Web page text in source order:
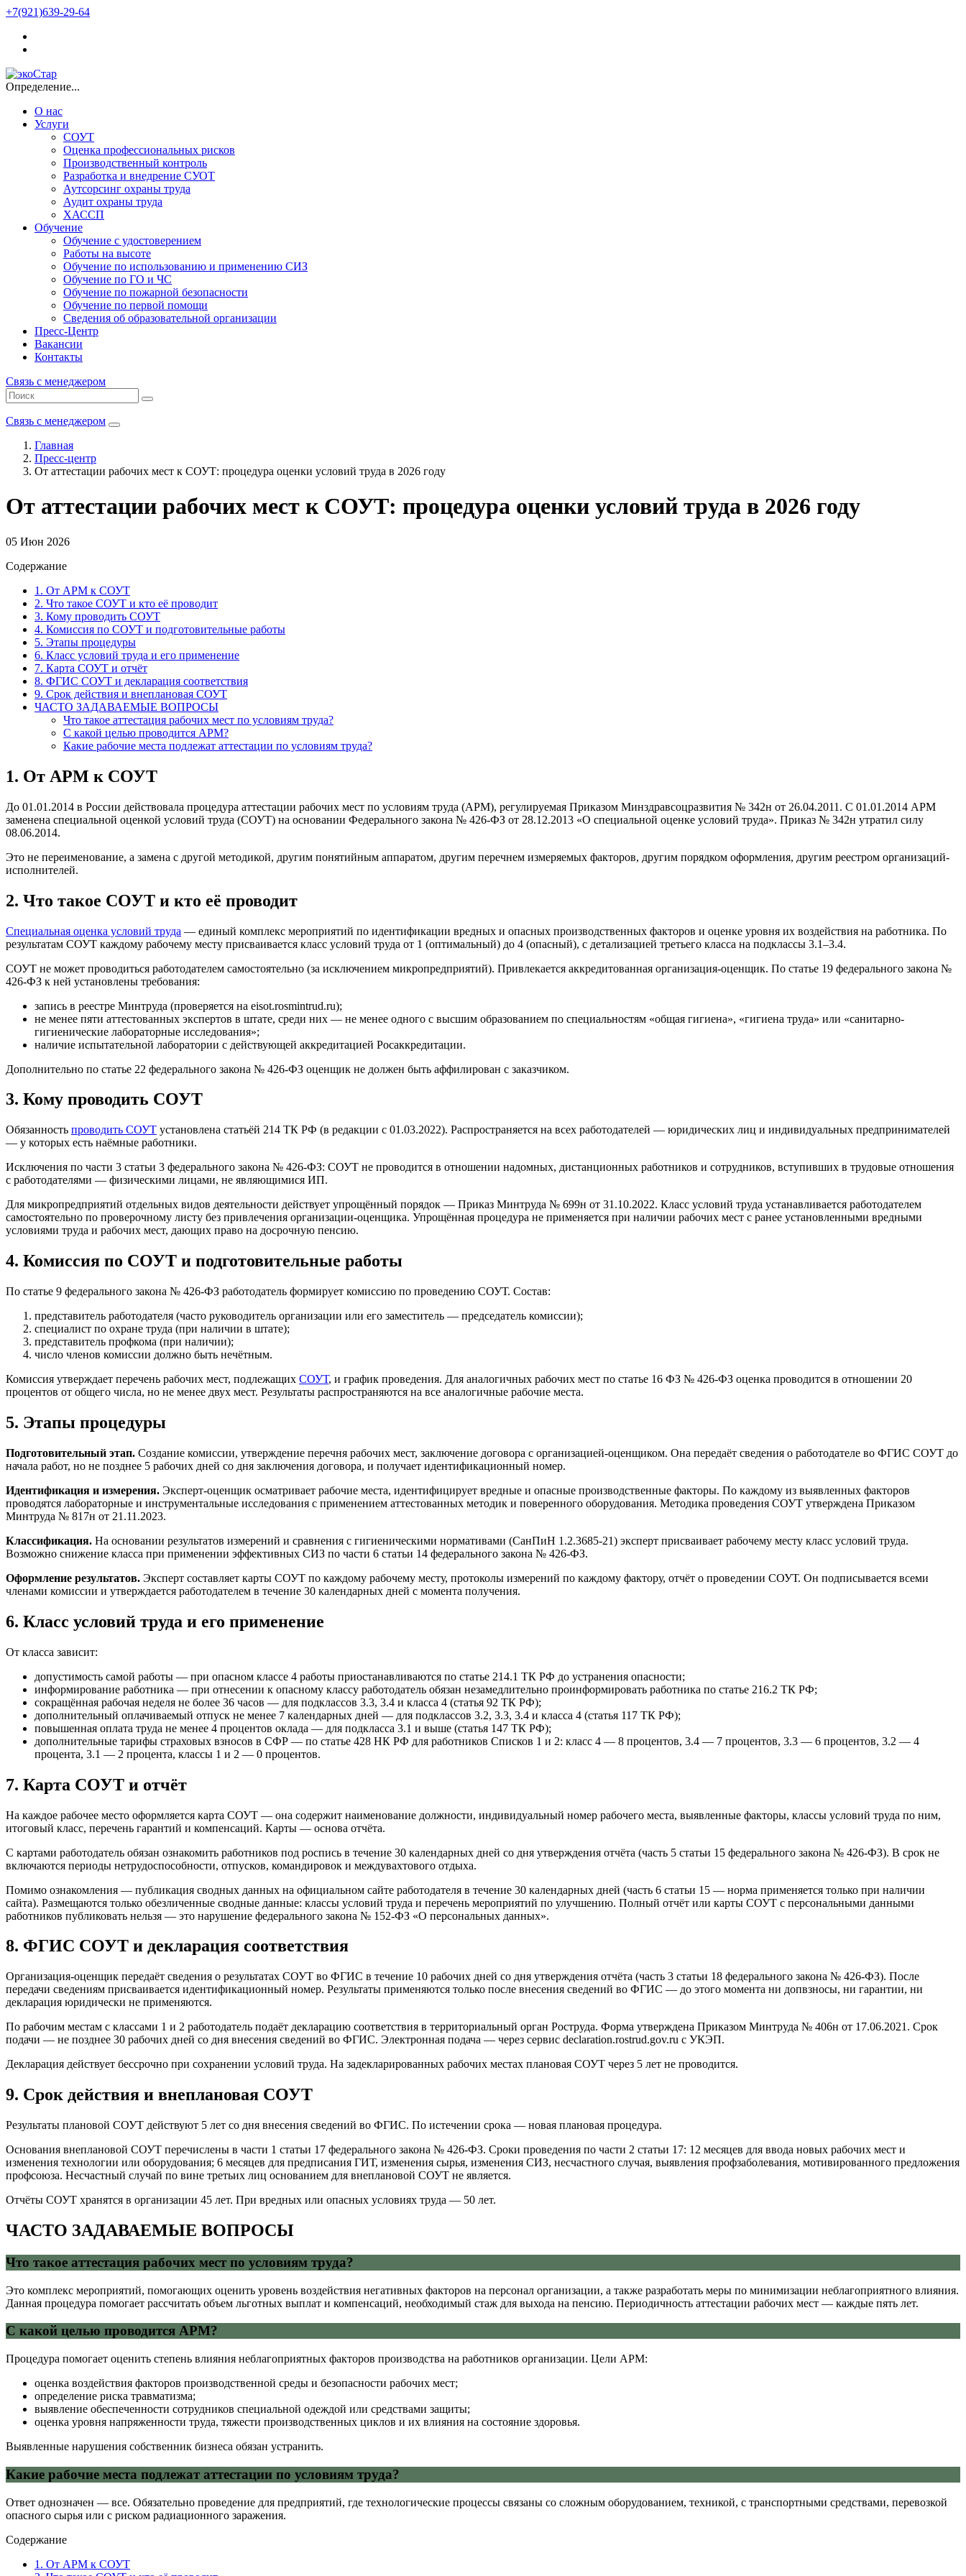
+7(921)639-29-64
Определение...
О нас
Услуги
СОУТ
Оценка профессиональных рисков
Производственный контроль
Разработка и внедрение СУОТ
Аутсорсинг охраны труда
Аудит охраны труда
ХАССП
Обучение
Обучение с удостоверением
Работы на высоте
Обучение по использованию и применению СИЗ
Обучение по ГО и ЧС
Обучение по пожарной безопасности
Обучение по первой помощи
Сведения об образовательной организации
Пресс-Центр
Вакансии
Контакты
Связь с менеджером
Связь с менеджером
Главная
Пресс-центр
От аттестации рабочих мест к СОУТ: процедура оценки условий труда в 2026 году
От аттестации рабочих мест к СОУТ: процедура оценки условий труда в 2026 году
05 Июн 2026
Содержание
1. От АРМ к СОУТ
2. Что такое СОУТ и кто её проводит
3. Кому проводить СОУТ
4. Комиссия по СОУТ и подготовительные работы
5. Этапы процедуры
6. Класс условий труда и его применение
7. Карта СОУТ и отчёт
8. ФГИС СОУТ и декларация соответствия
9. Срок действия и внеплановая СОУТ
ЧАСТО ЗАДАВАЕМЫЕ ВОПРОСЫ
Что такое аттестация рабочих мест по условиям труда?
С какой целью проводится АРМ?
Какие рабочие места подлежат аттестации по условиям труда?
1. От АРМ к СОУТ
До 01.01.2014 в России действовала процедура аттестации рабочих мест по условиям труда (АРМ), регулируемая Приказом Минздравсоцразвития № 342н от 26.04.2011. С 01.01.2014 АРМ
заменена специальной оценкой условий труда (СОУТ) на основании Федерального закона № 426-ФЗ от 28.12.2013 «О специальной оценке условий труда». Приказ № 342н утратил силу
08.06.2014.
Это не переименование, а замена с другой методикой, другим понятийным аппаратом, другим перечнем измеряемых факторов, другим порядком оформления, другим реестром организаций-
исполнителей.
2. Что такое СОУТ и кто её проводит
Специальная оценка условий труда — единый комплекс мероприятий по идентификации вредных и опасных производственных факторов и оценке уровня их воздействия на работника. По
результатам СОУТ каждому рабочему месту присваивается класс условий труда от 1 (оптимальный) до 4 (опасный), с детализацией третьего класса на подклассы 3.1–3.4.
СОУТ не может проводиться работодателем самостоятельно (за исключением микропредприятий). Привлекается аккредитованная организация-оценщик. По статье 19 федерального закона №
426-ФЗ к ней установлены требования:
запись в реестре Минтруда (проверяется на eisot.rosmintrud.ru);
не менее пяти аттестованных экспертов в штате, среди них — не менее одного с высшим образованием по специальностям «общая гигиена», «гигиена труда» или «санитарно-
гигиенические лабораторные исследования»;
наличие испытательной лаборатории с действующей аккредитацией Росаккредитации.
Дополнительно по статье 22 федерального закона № 426-ФЗ оценщик не должен быть аффилирован с заказчиком.
3. Кому проводить СОУТ
Обязанность проводить СОУТ установлена статьёй 214 ТК РФ (в редакции с 01.03.2022). Распространяется на всех работодателей — юридических лиц и индивидуальных предпринимателей
— у которых есть наёмные работники.
Исключения по части 3 статьи 3 федерального закона № 426-ФЗ: СОУТ не проводится в отношении надомных, дистанционных работников и сотрудников, вступивших в трудовые отношения
с работодателями — физическими лицами, не являющимися ИП.
Для микропредприятий отдельных видов деятельности действует упрощённый порядок — Приказ Минтруда № 699н от 31.10.2022. Класс условий труда устанавливается работодателем
самостоятельно по проверочному листу без привлечения организации-оценщика. Упрощённая процедура не применяется при наличии рабочих мест с ранее установленными вредными
условиями труда и рабочих мест, дающих право на досрочную пенсию.
4. Комиссия по СОУТ и подготовительные работы
По статье 9 федерального закона № 426-ФЗ работодатель формирует комиссию по проведению СОУТ. Состав:
представитель работодателя (часто руководитель организации или его заместитель — председатель комиссии);
специалист по охране труда (при наличии в штате);
представитель профкома (при наличии);
число членов комиссии должно быть нечётным.
Комиссия утверждает перечень рабочих мест, подлежащих СОУТ, и график проведения. Для аналогичных рабочих мест по статье 16 ФЗ № 426-ФЗ оценка проводится в отношении 20
процентов от общего числа, но не менее двух мест. Результаты распространяются на все аналогичные рабочие места.
5. Этапы процедуры
Подготовительный этап. Создание комиссии, утверждение перечня рабочих мест, заключение договора с организацией-оценщиком. Она передаёт сведения о работодателе во ФГИС СОУТ до
начала работ, но не позднее 5 рабочих дней со дня заключения договора, и получает идентификационный номер.
Идентификация и измерения. Эксперт-оценщик осматривает рабочие места, идентифицирует вредные и опасные производственные факторы. По каждому из выявленных факторов
проводятся лабораторные и инструментальные исследования с применением аттестованных методик и поверенного оборудования. Методика проведения СОУТ утверждена Приказом
Минтруда № 817н от 21.11.2023.
Классификация. На основании результатов измерений и сравнения с гигиеническими нормативами (СанПиН 1.2.3685-21) эксперт присваивает рабочему месту класс условий труда.
Возможно снижение класса при применении эффективных СИЗ по части 6 статьи 14 федерального закона № 426-ФЗ.
Оформление результатов. Эксперт составляет карты СОУТ по каждому рабочему месту, протоколы измерений по каждому фактору, отчёт о проведении СОУТ. Он подписывается всеми
членами комиссии и утверждается работодателем в течение 30 календарных дней с момента получения.
6. Класс условий труда и его применение
От класса зависит:
допустимость самой работы — при опасном классе 4 работы приостанавливаются по статье 214.1 ТК РФ до устранения опасности;
информирование работника — при отнесении к опасному классу работодатель обязан незамедлительно проинформировать работника по статье 216.2 ТК РФ;
сокращённая рабочая неделя не более 36 часов — для подклассов 3.3, 3.4 и класса 4 (статья 92 ТК РФ);
дополнительный оплачиваемый отпуск не менее 7 календарных дней — для подклассов 3.2, 3.3, 3.4 и класса 4 (статья 117 ТК РФ);
повышенная оплата труда не менее 4 процентов оклада — для подкласса 3.1 и выше (статья 147 ТК РФ);
дополнительные тарифы страховых взносов в СФР — по статье 428 НК РФ для работников Списков 1 и 2: класс 4 — 8 процентов, 3.4 — 7 процентов, 3.3 — 6 процентов, 3.2 — 4
процента, 3.1 — 2 процента, классы 1 и 2 — 0 процентов.
7. Карта СОУТ и отчёт
На каждое рабочее место оформляется карта СОУТ — она содержит наименование должности, индивидуальный номер рабочего места, выявленные факторы, классы условий труда по ним,
итоговый класс, перечень гарантий и компенсаций. Карты — основа отчёта.
С картами работодатель обязан ознакомить работников под роспись в течение 30 календарных дней со дня утверждения отчёта (часть 5 статьи 15 федерального закона № 426-ФЗ). В срок не
включаются периоды нетрудоспособности, отпусков, командировок и междувахтового отдыха.
Помимо ознакомления — публикация сводных данных на официальном сайте работодателя в течение 30 календарных дней (часть 6 статьи 15 — норма применяется только при наличии
сайта). Размещаются только обезличенные сводные данные: классы условий труда и перечень мероприятий по улучшению. Полный отчёт или карты СОУТ с персональными данными
работников публиковать нельзя — это нарушение федерального закона № 152-ФЗ «О персональных данных».
8. ФГИС СОУТ и декларация соответствия
Организация-оценщик передаёт сведения о результатах СОУТ во ФГИС в течение 10 рабочих дней со дня утверждения отчёта (часть 3 статьи 18 федерального закона № 426-ФЗ). После
передачи сведениям присваивается идентификационный номер. Результаты применяются только после внесения сведений во ФГИС — до этого момента ни допвзносы, ни гарантии, ни
декларация юридически не применяются.
По рабочим местам с классами 1 и 2 работодатель подаёт декларацию соответствия в территориальный орган Роструда. Форма утверждена Приказом Минтруда № 406н от 17.06.2021. Срок
подачи — не позднее 30 рабочих дней со дня внесения сведений во ФГИС. Электронная подача — через сервис declaration.rostrud.gov.ru с УКЭП.
Декларация действует бессрочно при сохранении условий труда. На задекларированных рабочих местах плановая СОУТ через 5 лет не проводится.
9. Срок действия и внеплановая СОУТ
Результаты плановой СОУТ действуют 5 лет со дня внесения сведений во ФГИС. По истечении срока — новая плановая процедура.
Основания внеплановой СОУТ перечислены в части 1 статьи 17 федерального закона № 426-ФЗ. Сроки проведения по части 2 статьи 17: 12 месяцев для ввода новых рабочих мест и
изменения технологии или оборудования; 6 месяцев для предписания ГИТ, изменения сырья, изменения СИЗ, несчастного случая, выявления профзаболевания, мотивированного предложения
профсоюза. Несчастный случай по вине третьих лиц основанием для внеплановой СОУТ не является.
Отчёты СОУТ хранятся в организации 45 лет. При вредных или опасных условиях труда — 50 лет.
ЧАСТО ЗАДАВАЕМЫЕ ВОПРОСЫ
Что такое аттестация рабочих мест по условиям труда?
Это комплекс мероприятий, помогающих оценить уровень воздействия негативных факторов на персонал организации, а также разработать меры по минимизации неблагоприятного влияния.
Данная процедура помогает рассчитать объем льготных выплат и компенсаций, необходимый стаж для выхода на пенсию. Периодичность аттестации рабочих мест — каждые пять лет.
С какой целью проводится АРМ?
Процедура помогает оценить степень влияния неблагоприятных факторов производства на работников организации. Цели АРМ:
оценка воздействия факторов производственной среды и безопасности рабочих мест;
определение риска травматизма;
выявление обеспеченности сотрудников специальной одеждой или средствами защиты;
оценка уровня напряженности труда, тяжести производственных циклов и их влияния на состояние здоровья.
Выявленные нарушения собственник бизнеса обязан устранить.
Какие рабочие места подлежат аттестации по условиям труда?
Ответ однозначен — все. Обязательно проведение для предприятий, где технологические процессы связаны со сложным оборудованием, техникой, с транспортными средствами, перевозкой
опасного сырья или с риском радиационного заражения.
Содержание
1. От АРМ к СОУТ